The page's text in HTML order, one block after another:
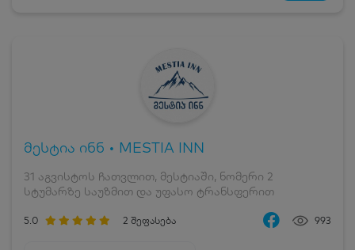
მესტია ინნ • MESTIA INN
31 აგვისტოს ჩათვლით, მესტიაში, ნომერი 2
სტუმარზე საუზმით და უფასო ტრანსფერით
5.0 2 შეფასება 993